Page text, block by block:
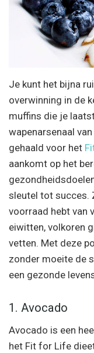
Je kunt het bijna
overwinning in de
muffins die je
wapenarsenaal
gehaald voor het
aankomt op het
sleutel tot succes.
voorraad hebt van
eiwitten, volkoren
vetten. Met deze
zonder moeite de
een gezonde
1. Avocado
Avocado is een
het Fit for Life